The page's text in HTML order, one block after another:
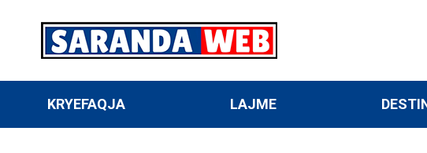
KRYEFAQJA LAJME